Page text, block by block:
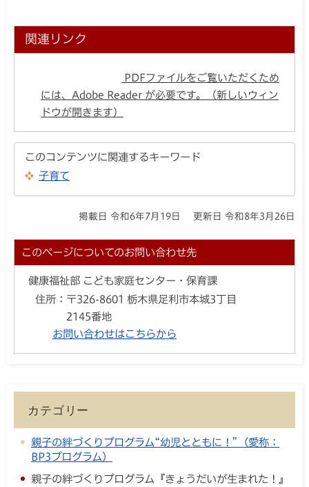
関連リンク
PDFファイルをご覧いただくため
には、Adobe Reader が必要です。（新しいウィン
ドウが開きます）
このコンテンツに関連するキーワード
子育て
掲載日 令和6年7月19日 更新日 令和8年3月26日
このページについてのお問い合わせ先
健康福祉部 こども家庭センター・保育課
住所： 〒326-8601 栃木県足利市本城3丁目
2145番地
お問い合わせはこちらから
カテゴリー
親子の絆づくりプログラム“幼児とともに！”（愛称：
BP3プログラム）
親子の絆づくりプログラム『きょうだいが生まれた！』